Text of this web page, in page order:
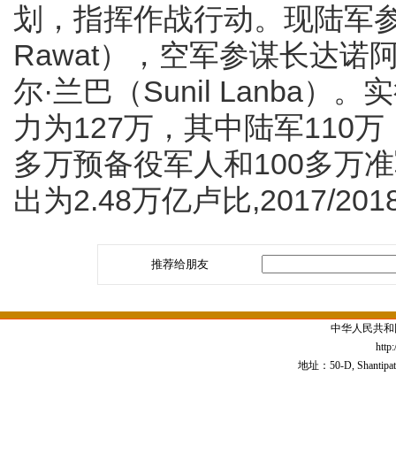
划，指挥作战行动。现陆军
Rawat），空军参谋长达诺
尔·兰巴（Sunil Lanba）。
力为127万，其中陆军110
多万预备役军人和100多万
出为2.48万亿卢比,2017/
推荐给朋友
中华人民共
地址：50-D,